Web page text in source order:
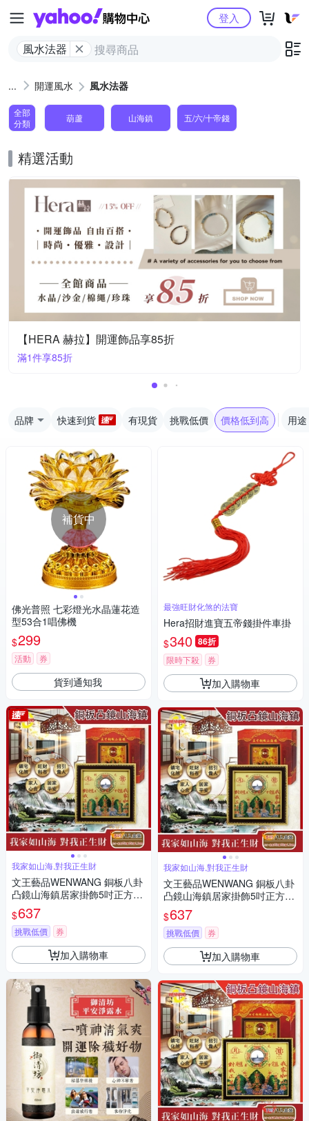
Yahoo購物中心
風水法器
登入
開運風水 風水法器
全部
分類
葫蘆 山海鎮 五/六/十帝錢
精選活動
【HERA 赫拉】開運飾品享85折
滿1件享85折
品牌 快速到貨 有現貨 挑戰低價 價格低到高 用途
補貨中
佛光普照 七彩燈光水晶蓮花造
型53合1唱佛機
$299
活動 券
貨到通知我
我家如山海,對我正生財
文王藝品WENWANG 銅板八卦
凸鏡山海鎮居家掛飾5吋正方形
1組
$637
挑戰低價 券
加入購物車
最強旺財化煞的法寶
Hera招財進寶五帝錢掛件車掛
$340 86折
限時下殺 券
加入購物車
我家如山海,對我正生財
文王藝品WENWANG 銅板八卦
凸鏡山海鎮居家掛飾5吋正方形
1組
$637
挑戰低價 券
加入購物車